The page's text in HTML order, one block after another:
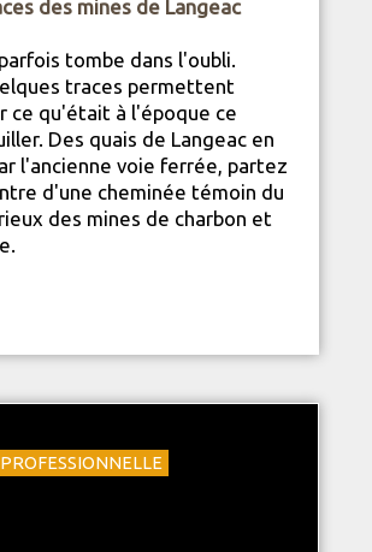
des mines de Langeac
tombe dans l'oubli.
traces permettent
ce qu'était à l'époque ce
Des quais de Langeac en
l'ancienne voie ferrée, partez
d'une cheminée témoin du
des mines de charbon et